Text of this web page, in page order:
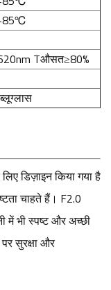
Tऔसत≥80%
डिज़ाइन किया गया है
चाहते हैं। F2.0
में भी स्पष्ट और अच्छी
सुरक्षा और